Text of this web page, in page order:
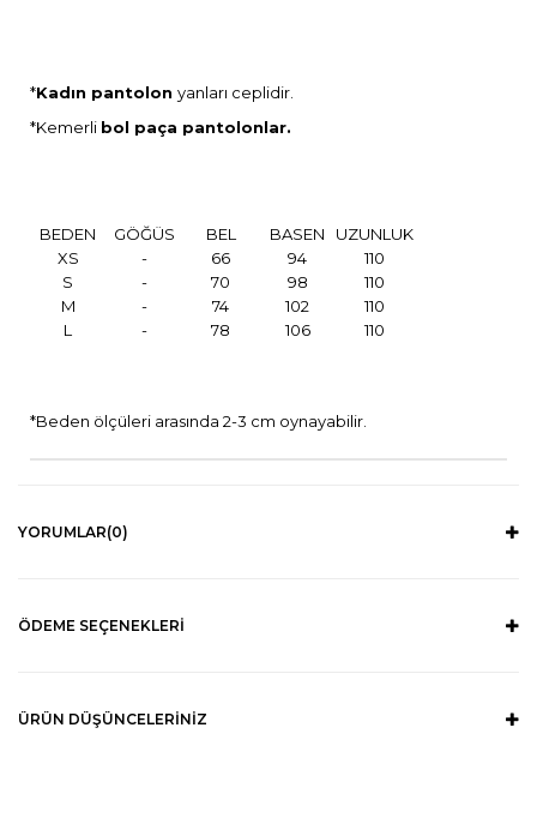
*Kadın pantolon yanları ceplidir.
*Kemerli bol paça pantolonlar.
BEDEN GÖĞÜS BEL BASEN
UZUNLUK
XS
- 66 94
110
S
- 70 98
110
M
- 74 102
110
L
- 78 106 110
*Beden ölçüleri arasında 2-3 cm oynayabilir.
YORUMLAR(0)
ÖDEME SEÇENEKLERI
ÜRÜN DÜŞÜNCELERINIZ